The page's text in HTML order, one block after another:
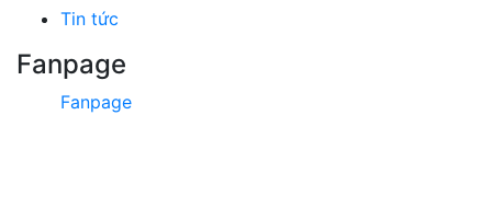
Tin tức
Fanpage
Fanpage